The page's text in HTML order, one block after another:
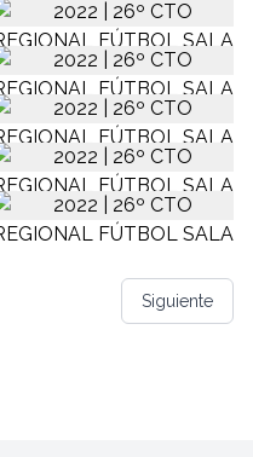
Siguiente